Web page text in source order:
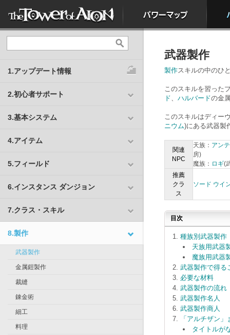
1.アップデート情報
2.初心者サポート
3.基本システム
4.アイテム
5.フィールド
6.インスタンス ダンジョン
7.クラス・スキル
8.製作
武器製作
金属鎧製作
裁縫
錬金術
細工
料理
武器製作
製作スキルの中のひ
このスキルを習った
ド、 ハルバードの金
このスキルはディー
ニウム)にある武器製
関連
NPC
天族： アン
房)
魔族： ロギ(
推薦
クラ
ス
ソード ウイ
目次
種族別武器製作
天族用武器
魔族用武器
武器製作で得る
必要な材料
武器製作の流れ
武器製作名人
武器製作商人
「アルチザン
タイトルが